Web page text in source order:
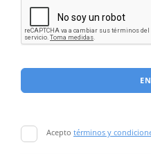
Acepto términos y